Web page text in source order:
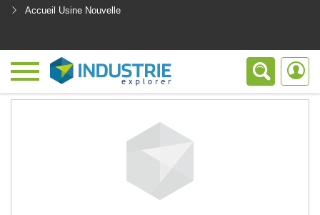
Accueil Usine Nouvelle